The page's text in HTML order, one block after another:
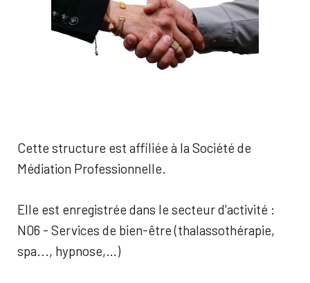
Cette structure est affiliée à la Société de
Médiation Professionnelle.
Elle est enregistrée dans le secteur d'activité :
N06 - Services de bien-être (thalassothérapie,
spa..., hypnose,…)